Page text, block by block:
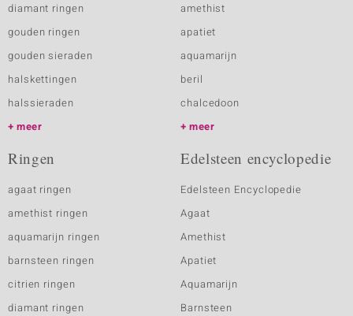
diamant ringen
gouden ringen
gouden sieraden
halskettingen
halssieraden
meer
amethist
apatiet
aquamarijn
beril
chalcedoon
meer
Ringen
agaat ringen
amethist ringen
aquamarijn ringen
barnsteen ringen
citrien ringen
diamant ringen
Edelsteen encyclopedie
Edelsteen Encyclopedie
Agaat
Amethist
Apatiet
Aquamarijn
Barnsteen